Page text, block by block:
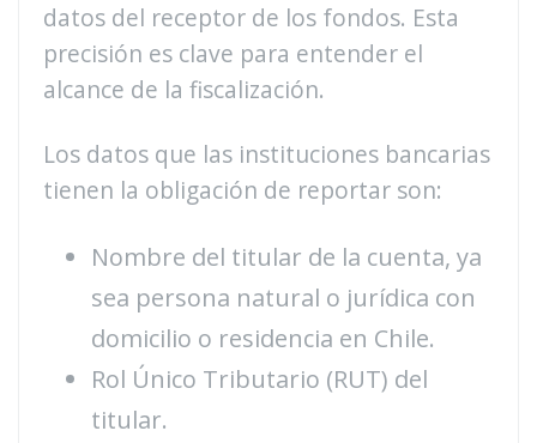
datos del receptor de los fondos. Esta
precisión es clave para entender el
alcance de la fiscalización.
Los datos que las instituciones bancarias
tienen la obligación de reportar son:
Nombre del titular de la cuenta, ya
sea persona natural o jurídica con
domicilio o residencia en Chile.
Rol Único Tributario (RUT) del
titular.